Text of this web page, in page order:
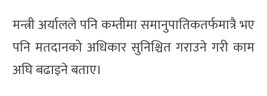
मन्त्री अर्यालले पनि कम्तीमा समानुपातिकतर्फमात्रै भए
पनि मतदानको अधिकार सुनिश्चित गराउने गरी काम
अघि बढाइने बताए।